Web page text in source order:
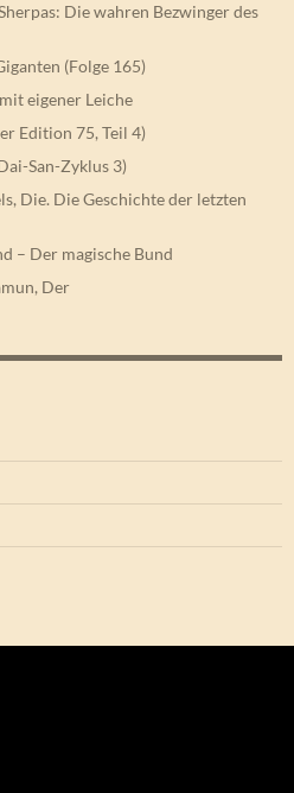
Die wahren Bezwinger des
(Folge 165)
eigener Leiche
Edition 75, Teil 4)
San-Zyklus 3)
Die. Die Geschichte der letzten
– Der magische Bund
Der